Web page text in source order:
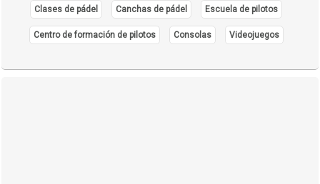
Clases de pádel Canchas de pádel Escuela de pilotos
Centro de formación de pilotos Consolas Videojuegos